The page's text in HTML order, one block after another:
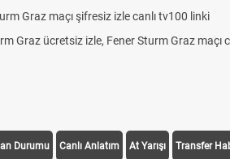
Graz maçı şifresiz izle canlı tv100 linki
Graz ücretsiz izle, Fener Sturm Graz maçı
Durumu Canlı Anlatım At Yarışı Transfer